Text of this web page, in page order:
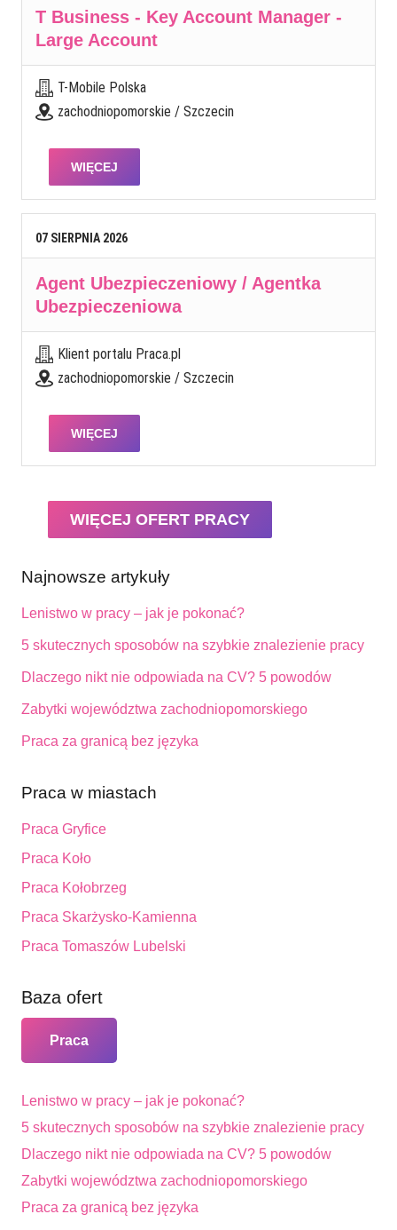
T Business - Key Account Manager -
Large Account
T-Mobile Polska
zachodniopomorskie / Szczecin
WIĘCEJ
07 SIERPNIA 2026
Agent Ubezpieczeniowy / Agentka
Ubezpieczeniowa
Klient portalu Praca.pl
zachodniopomorskie / Szczecin
WIĘCEJ
WIĘCEJ OFERT PRACY
Najnowsze artykuły
Lenistwo w pracy – jak je pokonać?
5 skutecznych sposobów na szybkie znalezienie pracy
Dlaczego nikt nie odpowiada na CV? 5 powodów
Zabytki województwa zachodniopomorskiego
Praca za granicą bez języka
Praca w miastach
Praca Gryfice
Praca Koło
Praca Kołobrzeg
Praca Skarżysko-Kamienna
Praca Tomaszów Lubelski
Baza ofert
Praca
Lenistwo w pracy – jak je pokonać?
5 skutecznych sposobów na szybkie znalezienie pracy
Dlaczego nikt nie odpowiada na CV? 5 powodów
Zabytki województwa zachodniopomorskiego
Praca za granicą bez języka